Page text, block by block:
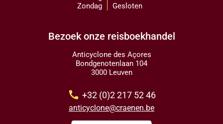
Zondag
Gesloten
Bezoek onze reisboekhandel
Anticyclone des Açores
Bondgenotenlaan 104
3000 Leuven
call +32 (0)2 217 52 46
anticyclone@craenen.be